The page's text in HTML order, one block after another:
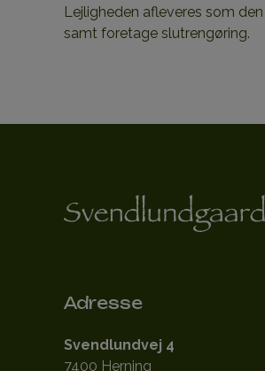
Lejligheden afleveres som
samt foretage slutrengøring.
Adresse
Svendlundvej 4
7400 Herning